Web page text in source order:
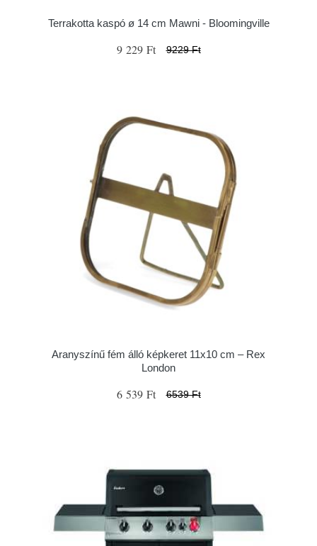
Terrakotta kaspó ø 14 cm Mawni - Bloomingville
9 229 Ft 9229 Ft
Aranyszínű fém álló képkeret 11x10 cm – Rex
London
6 539 Ft 6539 Ft